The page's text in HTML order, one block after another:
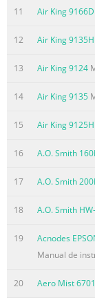
11 Air King 9166D
12 Air King 9135H
13 Air King 9124
14 Air King 9135
15 Air King 9125H
16 A.O. Smith
17 A.O. Smith
18 A.O. Smith
19
Acnodes
Manual de
20 Aero Mist